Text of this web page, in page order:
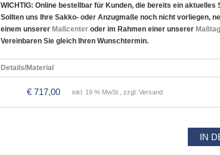
WICHTIG: Online bestellbar für Kunden, die bereits ein aktuelles
Sollten uns Ihre Sakko- oder Anzugmaße noch nicht vorliegen,
einem unserer Maßcenter oder im Rahmen einer unserer
Vereinbaren Sie gleich Ihren Wunschtermin.
Details/Material
€ 717,00 inkl. 19 % MwSt., zzgl. Versand
IN